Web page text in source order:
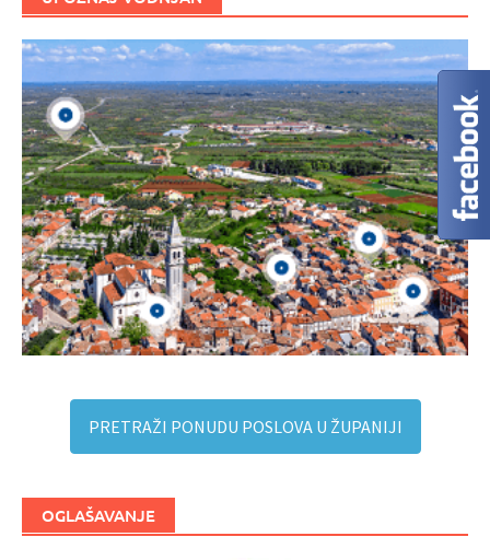
PRETRAŽI PONUDU POSLOVA U ŽUPANIJI
OGLAŠAVANJE